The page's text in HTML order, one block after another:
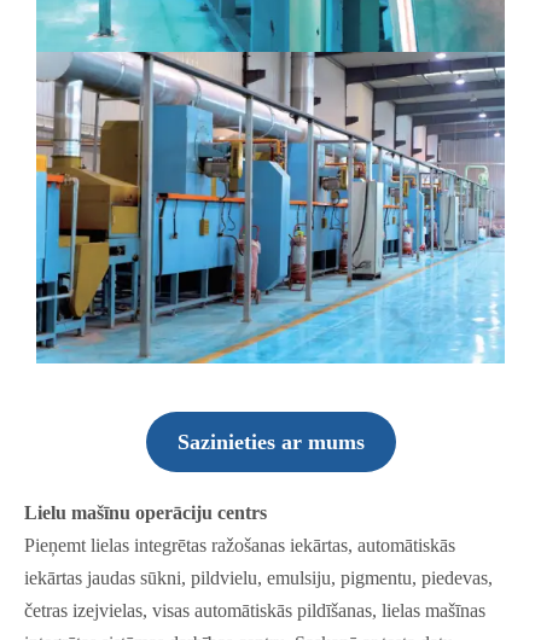
Sazinieties ar mums
Lielu mašīnu operāciju centrs
Pieņemt lielas integrētas ražošanas iekārtas, automātiskās
iekārtas jaudas sūkni, pildvielu, emulsiju, pigmentu, piedevas,
četras izejvielas, visas automātiskās pildīšanas, lielas mašīnas